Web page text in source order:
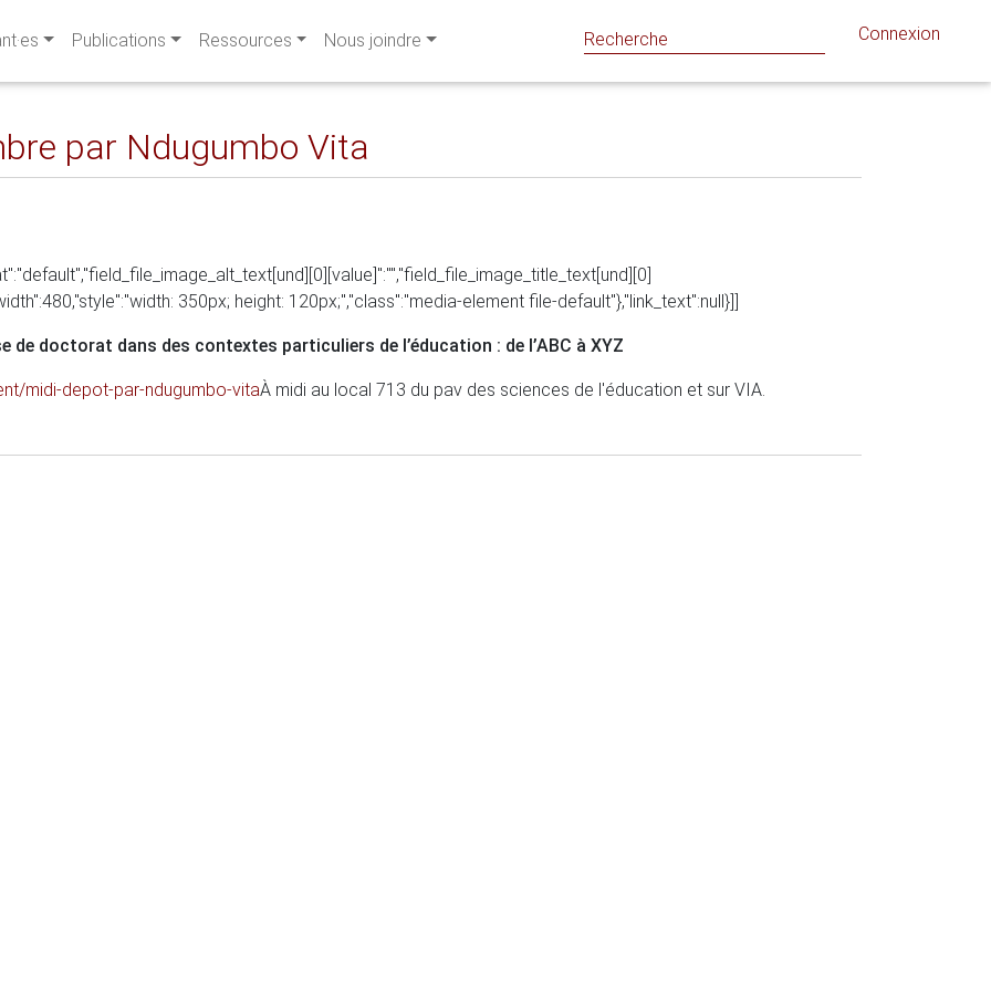
Publications Ressources Nous joindre Connexion
par Ndugumbo Vita
350px; height: 120px;","class":"media-element file-default"},"link_text":null}]]
de doctorat dans des contextes particuliers de l’éducation : de l’ABC à XYZ
midi-depot-par-ndugumbo-vitaÀ midi au local 713 du pav des sciences de l'éducation et sur VIA.